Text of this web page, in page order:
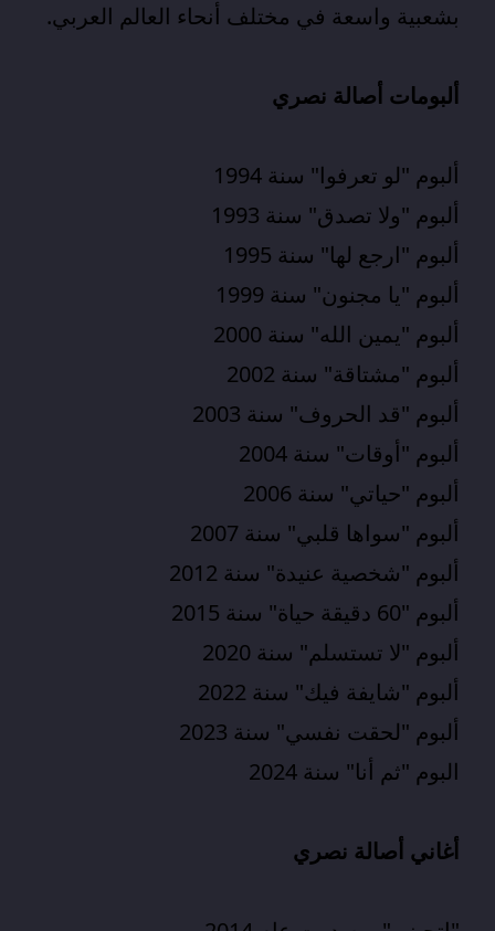
بشعبية واسعة في مختلف أنحاء العالم العربي.​
ألبومات أصالة نصري
ألبوم "لو تعرفوا" سنة 1994
ألبوم "ولا تصدق" سنة 1993
ألبوم "ارجع لها" سنة 1995
ألبوم "يا مجنون" سنة 1999
ألبوم "يمين الله" سنة 2000
ألبوم "مشتاقة" سنة 2002
ألبوم "قد الحروف" سنة 2003
ألبوم "أوقات" سنة 2004
ألبوم "حياتي" سنة 2006
ألبوم "سواها قلبي" سنة 2007
ألبوم "شخصية عنيدة" سنة 2012
ألبوم "60 دقيقة حياة" سنة 2015
ألبوم "لا تستسلم" سنة 2020
ألبوم "شايفة فيك" سنة 2022
ألبوم "لحقت نفسي" سنة 2023
البوم "ثم أنا" سنة 2024
أغاني أصالة نصري